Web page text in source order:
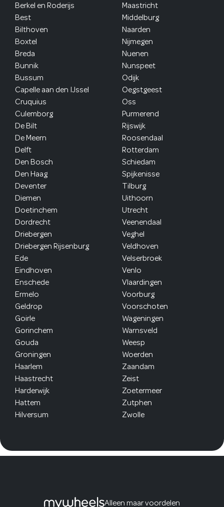
Berkel en Roderijs
Best
Bilthoven
Boxtel
Breda
Bunnik
Bussum
Capelle aan den IJssel
Cruquius
Culemborg
De Bilt
De Meern
Delft
Den Bosch
Den Haag
Deventer
Diemen
Doetinchem
Dordrecht
Driebergen
Driebergen Rijsenburg
Ede
Eindhoven
Enschede
Ermelo
Geldrop
Goirle
Gorinchem
Gouda
Groningen
Haarlem
Haastrecht
Harderwijk
Hattem
Hilversum
Maastricht
Middelburg
Naarden
Nijmegen
Nuenen
Nunspeet
Odijk
Oegstgeest
Oss
Purmerend
Rijswijk
Roosendaal
Rotterdam
Schiedam
Spijkenisse
Tilburg
Uithoorn
Utrecht
Veenendaal
Veghel
Veldhoven
Velserbroek
Venlo
Vlaardingen
Voorburg
Voorschoten
Wageningen
Warnsveld
Weesp
Woerden
Zaandam
Zeist
Zoetermeer
Zutphen
Zwolle
Alleen maar voordelen